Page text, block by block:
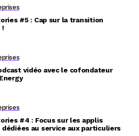
#5 : Cap sur la transition
!
vidéo avec le cofondateur
#4 : Focus sur les applis
au service aux particuliers